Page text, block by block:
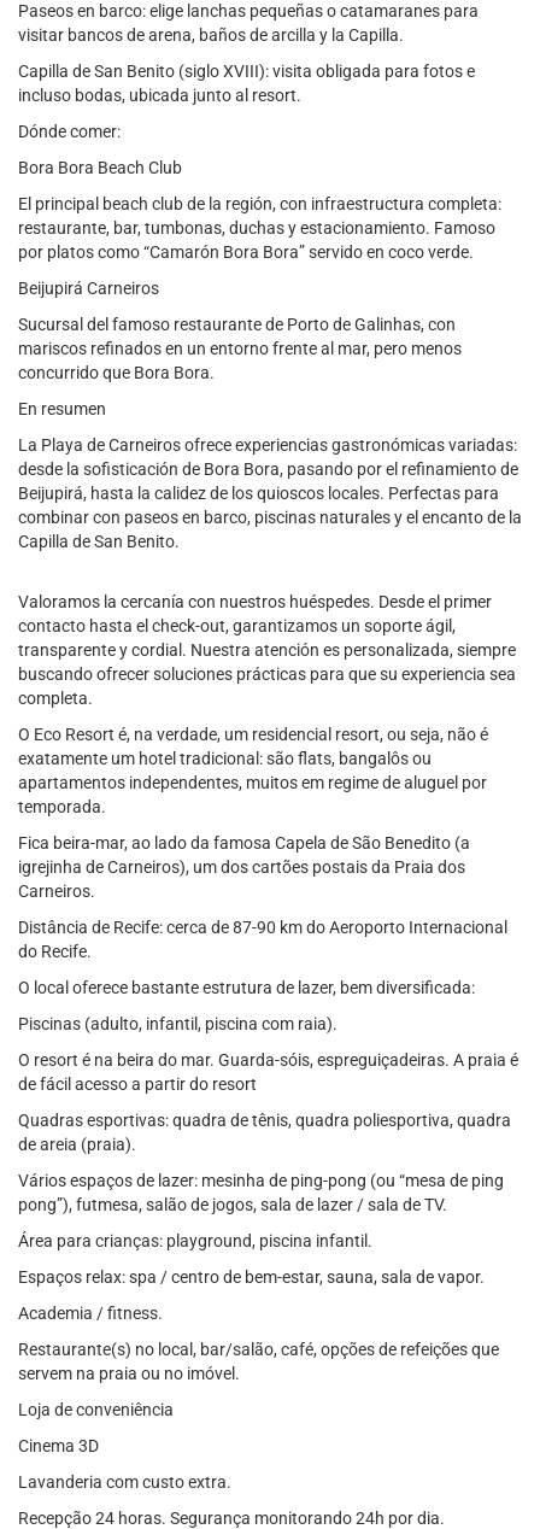
Paseos en barco: elige lanchas pequeñas o catamaranes para
visitar bancos de arena, baños de arcilla y la Capilla.
Capilla de San Benito (siglo XVIII): visita obligada para fotos e
incluso bodas, ubicada junto al resort.
Dónde comer:
Bora Bora Beach Club
El principal beach club de la región, con infraestructura completa:
restaurante, bar, tumbonas, duchas y estacionamiento. Famoso
por platos como “Camarón Bora Bora” servido en coco verde.
Beijupirá Carneiros
Sucursal del famoso restaurante de Porto de Galinhas, con
mariscos refinados en un entorno frente al mar, pero menos
concurrido que Bora Bora.
En resumen
La Playa de Carneiros ofrece experiencias gastronómicas variadas:
desde la sofisticación de Bora Bora, pasando por el refinamiento de
Beijupirá, hasta la calidez de los quioscos locales. Perfectas para
combinar con paseos en barco, piscinas naturales y el encanto de la
Capilla de San Benito.
Valoramos la cercanía con nuestros huéspedes. Desde el primer
contacto hasta el check-out, garantizamos un soporte ágil,
transparente y cordial. Nuestra atención es personalizada, siempre
buscando ofrecer soluciones prácticas para que su experiencia sea
completa.
O Eco Resort é, na verdade, um residencial resort, ou seja, não é
exatamente um hotel tradicional: são flats, bangalôs ou
apartamentos independentes, muitos em regime de aluguel por
temporada.
Fica beira-mar, ao lado da famosa Capela de São Benedito (a
igrejinha de Carneiros), um dos cartões postais da Praia dos
Carneiros.
Distância de Recife: cerca de 87-90 km do Aeroporto Internacional
do Recife.
O local oferece bastante estrutura de lazer, bem diversificada:
Piscinas (adulto, infantil, piscina com raia).
O resort é na beira do mar. Guarda-sóis, espreguiçadeiras. A praia é
de fácil acesso a partir do resort
Quadras esportivas: quadra de tênis, quadra poliesportiva, quadra
de areia (praia).
Vários espaços de lazer: mesinha de ping-pong (ou “mesa de ping
pong”), futmesa, salão de jogos, sala de lazer / sala de TV.
Área para crianças: playground, piscina infantil.
Espaços relax: spa / centro de bem-estar, sauna, sala de vapor.
Academia / fitness.
Restaurante(s) no local, bar/salão, café, opções de refeições que
servem na praia ou no imóvel.
Loja de conveniência
Cinema 3D
Lavanderia com custo extra.
Recepção 24 horas. Segurança monitorando 24h por dia.